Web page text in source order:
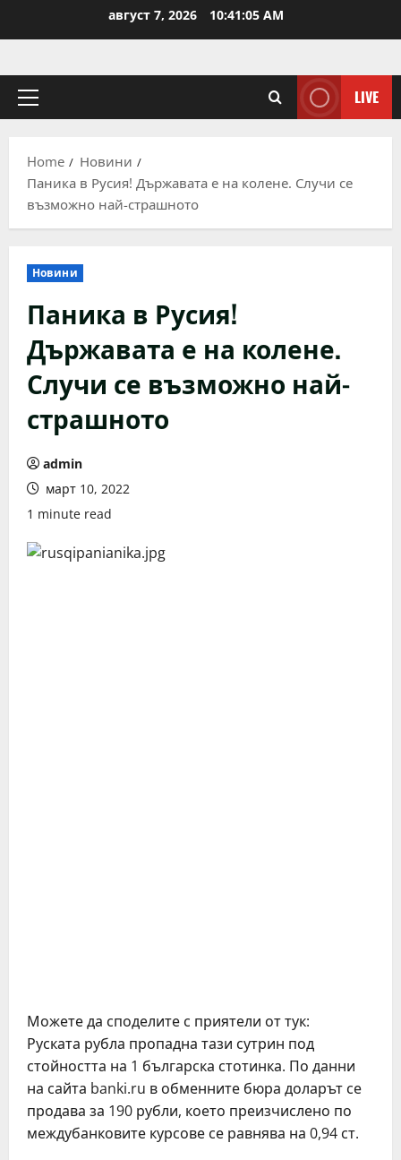
август 7, 2026 10:41:06 AM
Primary
LIVE
Home
Новини
Паника в Русия! Държавата е на колене. Случи се
възможно най-страшното
Новини
Паника в Русия!
Държавата е на колене.
Случи се възможно най-
страшното
admin
март 10, 2022
1 minute read
Можете да споделите с приятели от тук:
Руската рубла пропадна тази сутрин под
стойността на 1 българска стотинка. По данни
на сайта banki.ru в обменните бюра доларът се
продава за 190 рубли, което преизчислено по
междубанковите курсове се равнява на 0,94 ст.